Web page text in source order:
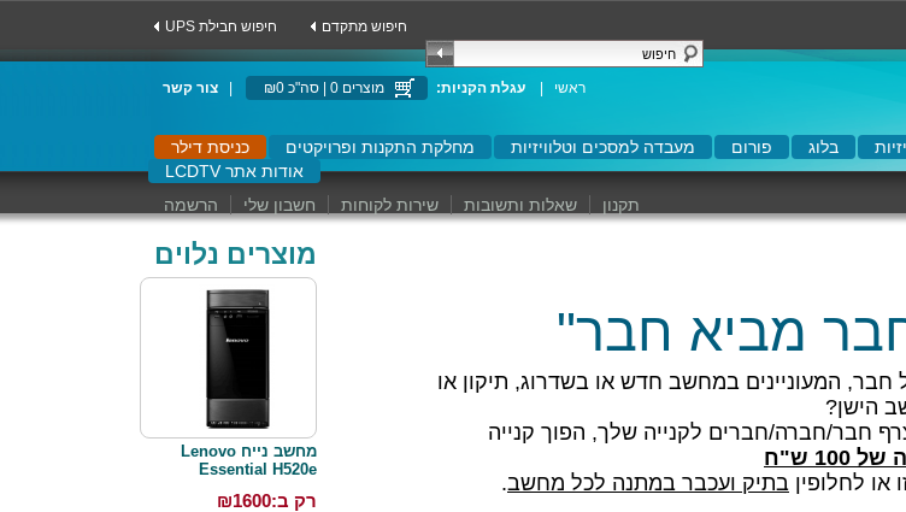
חיפוש מתקדם UPS חיפוש חבילת
צור קשר מוצרים 0 | סה"כ ₪0 :עגלת הקניות ראשי
כניסת דילר מחלקת התקנות ופרויקטים מעבדה למסכים וטלוויזיות פורום בלוג
LCDTV אודות אתר
הרשמה
חשבון שלי שירות לקוחות שאלות ותשובות תקנון
מוצרים נלוים
מחשב נייח Lenovo
Essential H520e
רק ב:₪1600
מביא חבר"
המעוניינים במחשב חדש או בשדרוג, תיקון או
הישן?
חבר/חברה/חברים לקנייה שלך, הפוך קנייה
ש"ח
או לחלופין בתיק ועכבר במתנה לכל מחשב.